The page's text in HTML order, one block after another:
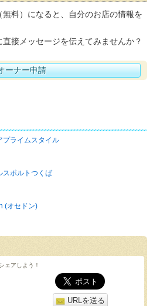
料）になると、自分のお店の情報を
接メッセージを伝えてみませんか？
ーナー申請
プライムスタイル
スポルトつくば
(オセドン)
ェアしよう！
URLを送る